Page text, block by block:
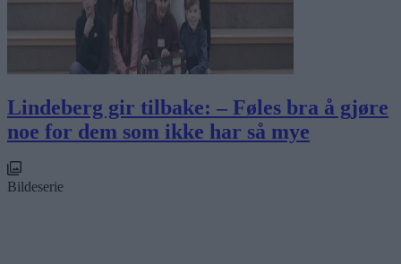
Lindeberg gir tilbake: – Føles bra å gjøre
noe for dem som ikke har så mye
Bildeserie